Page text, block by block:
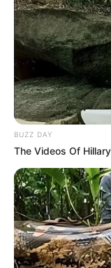
BUZZ DAY
The Videos Of